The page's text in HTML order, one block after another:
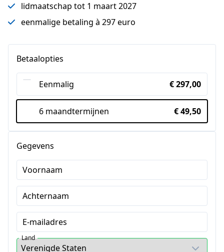
lidmaatschap tot 1 maart 2027
eenmalige betaling à 297 euro
Betaalopties
Eenmalig € 297,00
6 maandtermijnen € 49,50
Gegevens
Voornaam
Achternaam
E-mailadres
Land